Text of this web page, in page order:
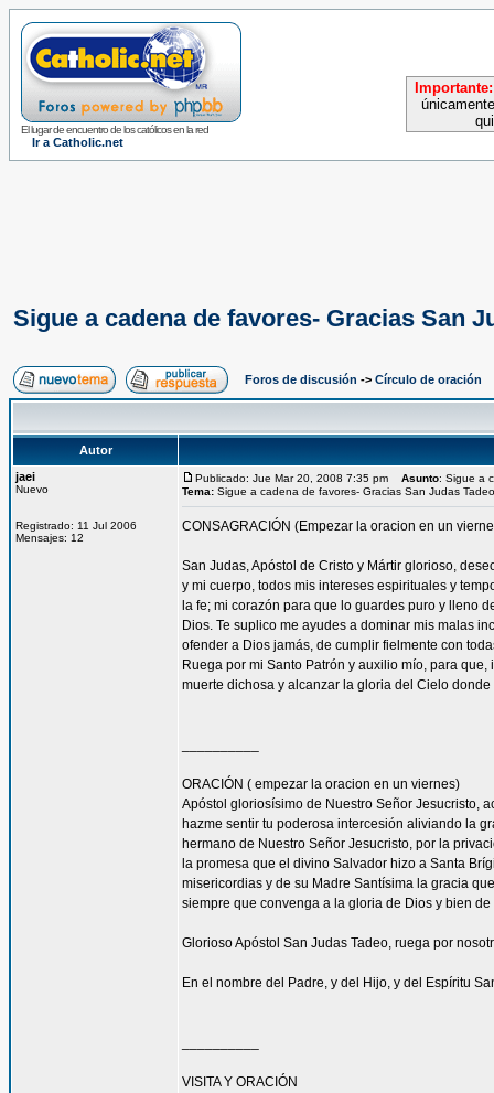
El lugar de encuentro de los católicos en la red
Ir a Catholic.net
Importante:
Sigue a cadena de favores- Gracias San
Foros de discusión -> Círculo de oración
Autor
jaei
Nuevo
Registrado: 11 Jul 2006
Mensajes: 12
Publicado: Jue Mar 20, 2008 7:35 pm Asunto: Sigue a
Tema: Sigue a cadena de favores- Gracias San Judas
CONSAGRACIÓN (Empezar la oracion en un
San Judas, Apóstol de Cristo y Mártir glorioso,
y mi cuerpo, todos mis intereses espirituales y
la fe; mi corazón para que lo guardes puro y lleno
Dios. Te suplico me ayudes a dominar mis malas
ofender a Dios jamás, de cumplir fielmente con
Ruega por mi Santo Patrón y auxilio mío, para
muerte dichosa y alcanzar la gloria del Cielo
ORACIÓN ( empezar la oracion en un viernes)
Apóstol gloriosísimo de Nuestro Señor Jesucristo,
hazme sentir tu poderosa intercesión aliviando la
hermano de Nuestro Señor Jesucristo, por la
la promesa que el divino Salvador hizo a Santa
misericordias y de su Madre Santísima la gracia
siempre que convenga a la gloria de Dios y bien de
Glorioso Apóstol San Judas Tadeo, ruega por
En el nombre del Padre, y del Hijo, y del Espíritu
VISITA Y ORACIÓN